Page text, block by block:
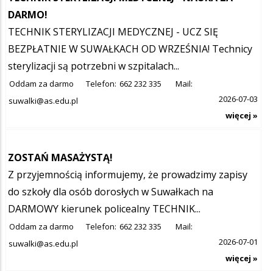
DARMO!
TECHNIK STERYLIZACJI MEDYCZNEJ - UCZ SIĘ
BEZPŁATNIE W SUWAŁKACH OD WRZEŚNIA! Technicy
sterylizacji są potrzebni w szpitalach...
Oddam za darmo Telefon: 662 232 335
Mail:
suwalki@as.edu.pl
2026-07-03
więcej »
ZOSTAŃ MASAŻYSTĄ!
Z przyjemnością informujemy, że prowadzimy zapisy
do szkoły dla osób dorosłych w Suwałkach na
DARMOWY kierunek policealny TECHNIK...
Oddam za darmo Telefon: 662 232 335
Mail:
suwalki@as.edu.pl
2026-07-01
więcej »